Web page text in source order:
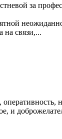
за
на связи,...
и